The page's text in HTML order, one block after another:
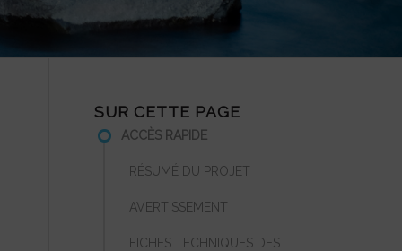
SUR CETTE PAGE
ACCÈS RAPIDE
RÉSUMÉ DU PROJET
AVERTISSEMENT
FICHES TECHNIQUES DES